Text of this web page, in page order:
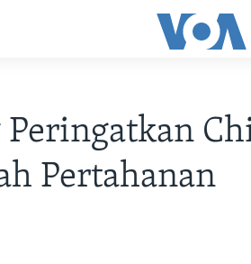
Peringatkan
Pertahanan